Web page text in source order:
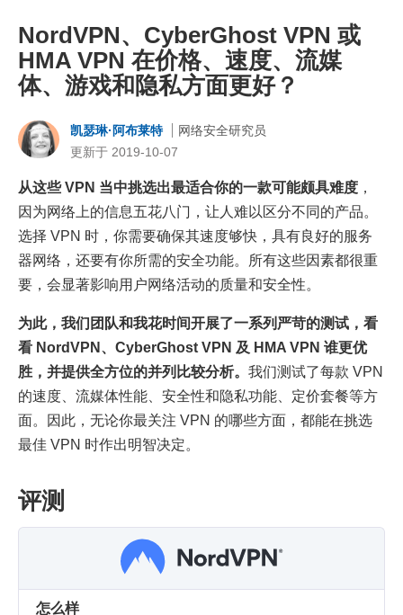
NordVPN、CyberGhost VPN 或
HMA VPN 在价格、速度、流媒
体、游戏和隐私方面更好？
凯瑟琳·阿布莱特
网络安全研究员
更新于 2019-10-07
从这些 VPN 当中挑选出最适合你的一款可能颇具难度 ，
因为网络上的信息五花八门，让人难以区分不同的产品。
选择 VPN 时，你需要确保其速度够快，具有良好的服务
器网络，还要有你所需的安全功能。所有这些因素都很重
要，会显著影响用户网络活动的质量和安全性。
为此，我们团队和我花时间开展了一系列严苛的测试，看
看 NordVPN、CyberGhost VPN 及 HMA VPN 谁更优
胜，并提供全方位的并列比较分析。 我们测试了每款 VPN
的速度、流媒体性能、安全性和隐私功能、定价套餐等方
面。因此，无论你最关注 VPN 的哪些方面，都能在挑选
最佳 VPN 时作出明智决定。
评测
怎么样